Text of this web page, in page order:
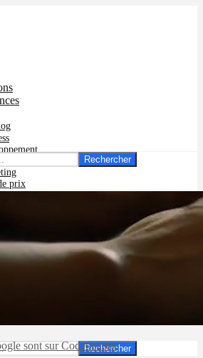
prix
Instagram
Rechercher
Rechercher
sont sur Codeur.com